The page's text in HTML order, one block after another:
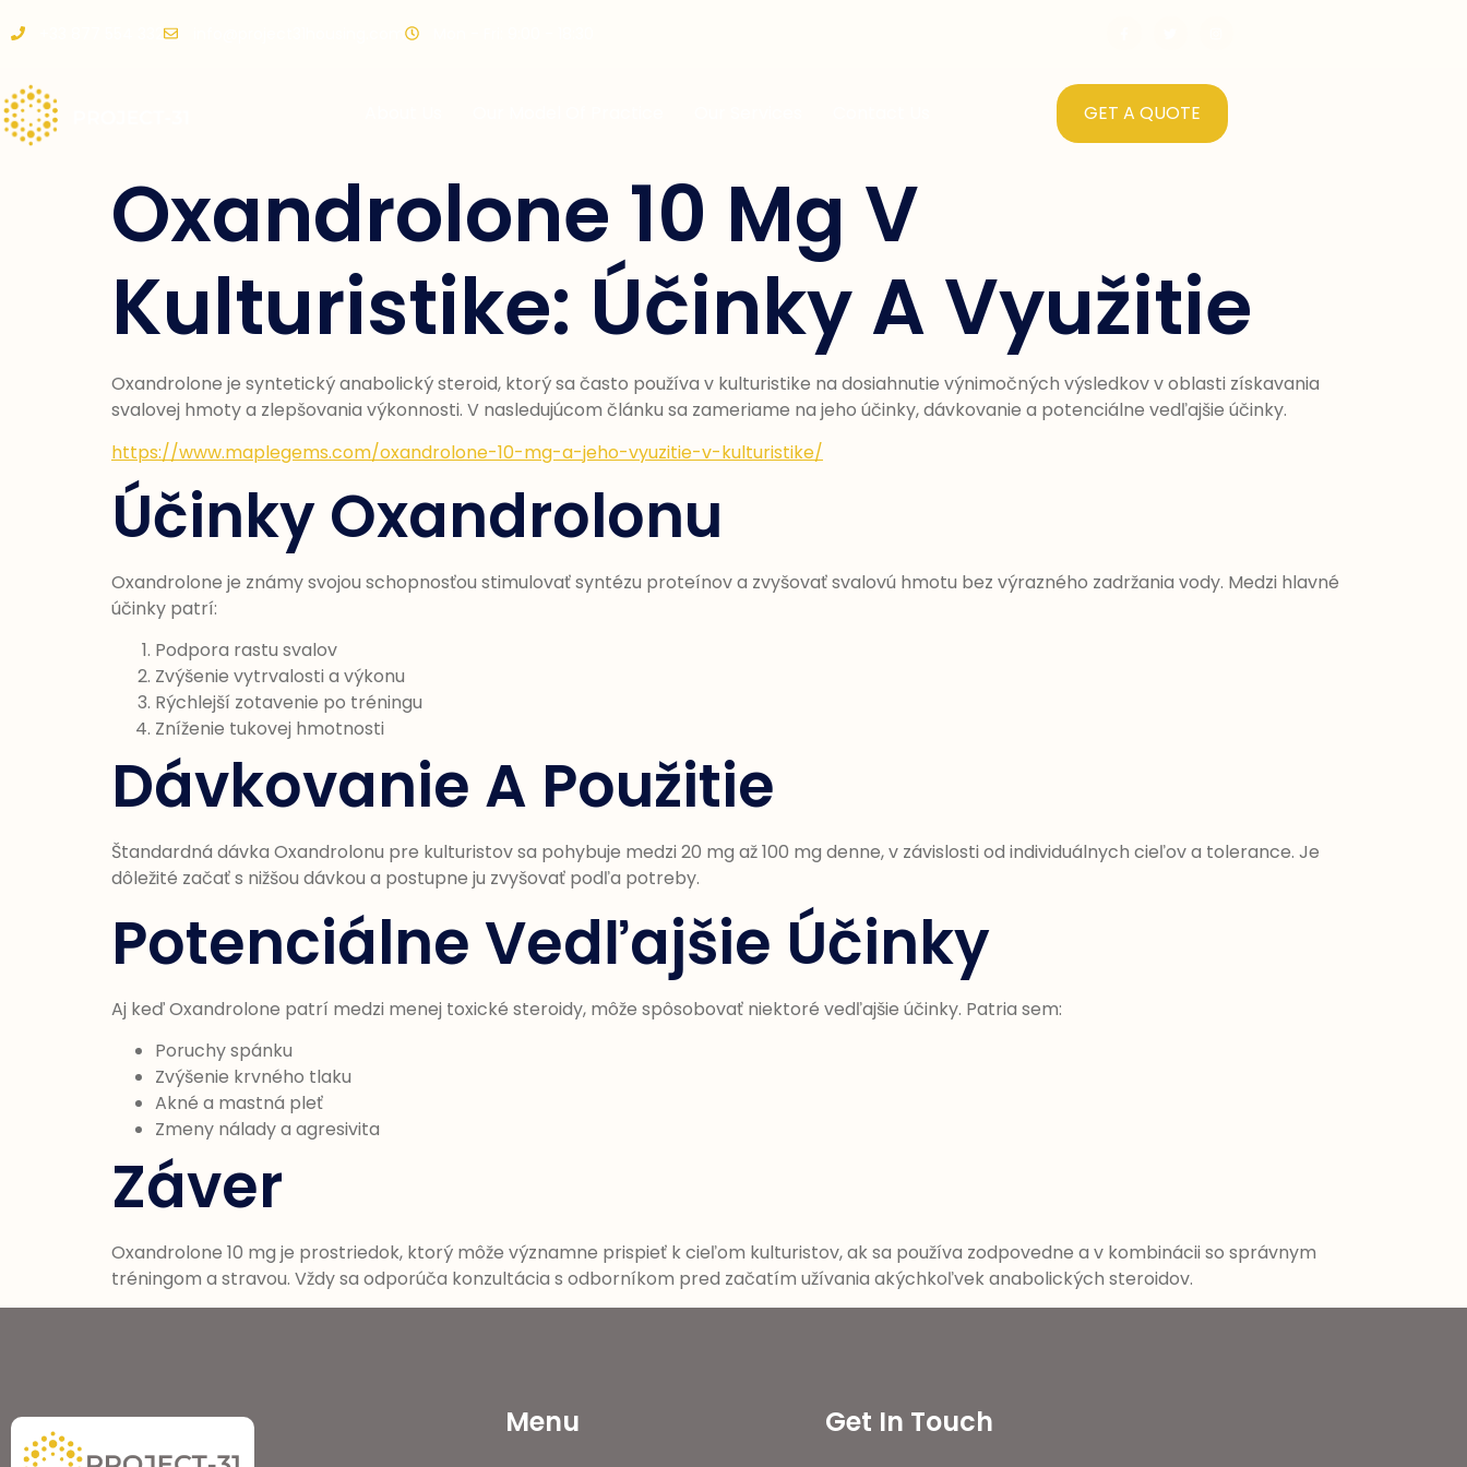
+33 877 554 332
GET A QUOTE
Oxandrolone 10 Mg V
Kulturistike: Účinky A Využitie
Oxandrolone je syntetický anabolický steroid, ktorý sa často používa v kulturistike na dosiahnutie výnimočných výsledkov v oblasti získavania
svalovej hmoty a zlepšovania výkonnosti. V nasledujúcom článku sa zameriame na jeho účinky, dávkovanie a potenciálne vedľajšie účinky.
https://www.maplegems.com/oxandrolone-10-mg-a-jeho-vyuzitie-v-kulturistike/
Účinky Oxandrolonu
Oxandrolone je známy svojou schopnosťou stimulovať syntézu proteínov a zvyšovať svalovú hmotu bez výrazného zadržania vody. Medzi hlavné
účinky patrí:
Podpora rastu svalov
Zvýšenie vytrvalosti a výkonu
Rýchlejší zotavenie po tréningu
Zníženie tukovej hmotnosti
Dávkovanie A Použitie
Štandardná dávka Oxandrolonu pre kulturistov sa pohybuje medzi 20 mg až 100 mg denne, v závislosti od individuálnych cieľov a tolerance. Je
dôležité začať s nižšou dávkou a postupne ju zvyšovať podľa potreby.
Potenciálne Vedľajšie Účinky
Aj keď Oxandrolone patrí medzi menej toxické steroidy, môže spôsobovať niektoré vedľajšie účinky. Patria sem:
Poruchy spánku
Zvýšenie krvného tlaku
Akné a mastná pleť
Zmeny nálady a agresivita
Záver
Oxandrolone 10 mg je prostriedok, ktorý môže významne prispieť k cieľom kulturistov, ak sa používa zodpovedne a v kombinácii so správnym
tréningom a stravou. Vždy sa odporúča konzultácia s odborníkom pred začatím užívania akýchkoľvek anabolických steroidov.
Menu Get In Touch